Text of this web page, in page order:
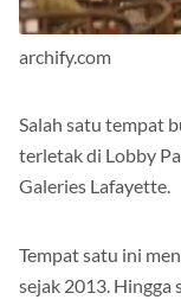
archify.com
Salah satu tempat
terletak di Lobby
Galeries Lafayette.
Tempat satu ini
sejak 2013. Hingga